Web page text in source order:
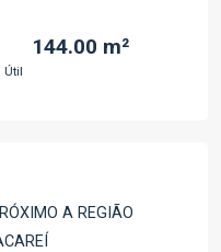
144.00 m²
Útil
A REGIÃO